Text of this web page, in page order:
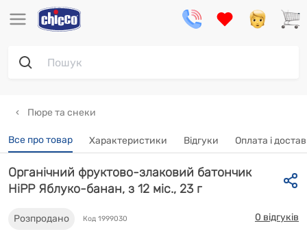
Пюре та снеки
Все про товар Характеристики Відгуки Oплата і
Органічний фруктово-злаковий батончик
HiPP Яблуко-банан, з 12 міс., 23 г
Розпродано Код 1999030 0 відгуків